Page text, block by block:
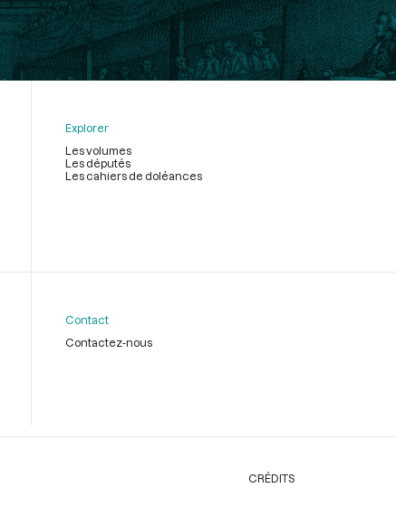
Explorer
Les volumes
Les députés
Les cahiers de doléances
Contact
Contactez-nous
CRÉDITS